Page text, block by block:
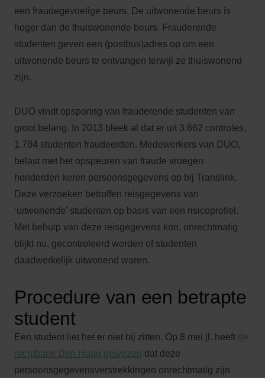
een fraudegevoelige beurs. De uitwonende beurs is
hoger dan de thuiswonende beurs. Frauderende
studenten geven een (postbus)adres op om een
uitwonende beurs te ontvangen terwijl ze thuiswonend
zijn.
DUO vindt opsporing van frauderende studenten van
groot belang. In 2013 bleek al dat er uit 3.662 controles,
1.784 studenten fraudeerden. Medewerkers van DUO,
belast met het opspeuren van fraude vroegen
honderden keren persoonsgegevens op bij Translink.
Deze verzoeken betroffen reisgegevens van
‘uitwonende’ studenten op basis van een risicoprofiel.
Met behulp van deze reisgegevens kon, onrechtmatig
blijkt nu, gecontroleerd worden of studenten
daadwerkelijk uitwonend waren.
Procedure van een betrapte
student
Een student liet het er niet bij zitten. Op 8 mei jl. heeft de
rechtbank Den Haag gewezen dat deze
persoonsgegevensverstrekkingen onrechtmatig zijn